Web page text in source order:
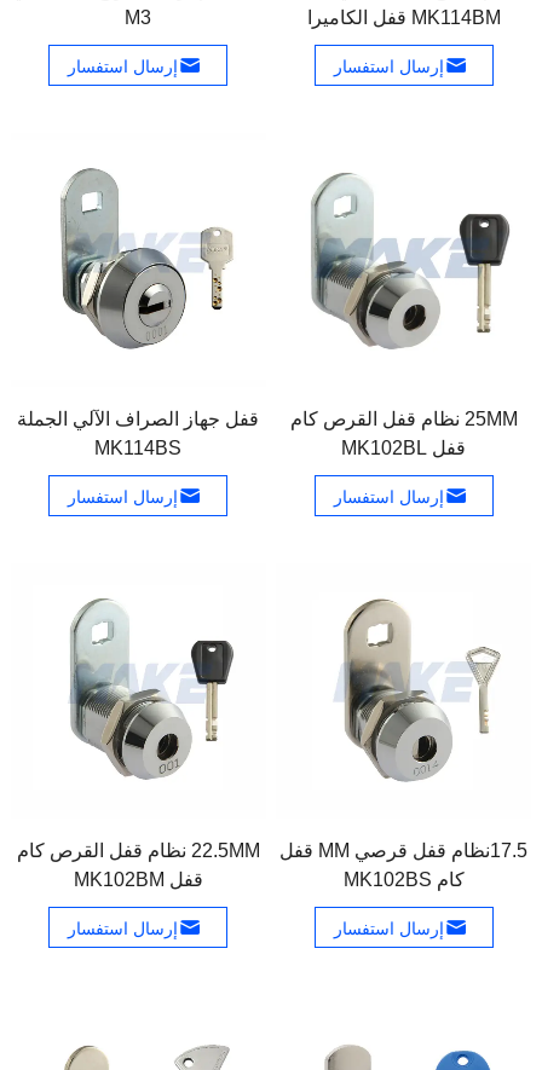
M3
إرسال استفسار
MK114BM قفل الكاميرا
إرسال استفسار
قفل جهاز الصراف الآلي الجملة
MK114BS
إرسال استفسار
25MM نظام قفل القرص كام
قفل MK102BL
إرسال استفسار
22.5MM نظام قفل القرص كام
قفل MK102BM
إرسال استفسار
17.5نظام قفل قرصي MM قفل
كام MK102BS
إرسال استفسار